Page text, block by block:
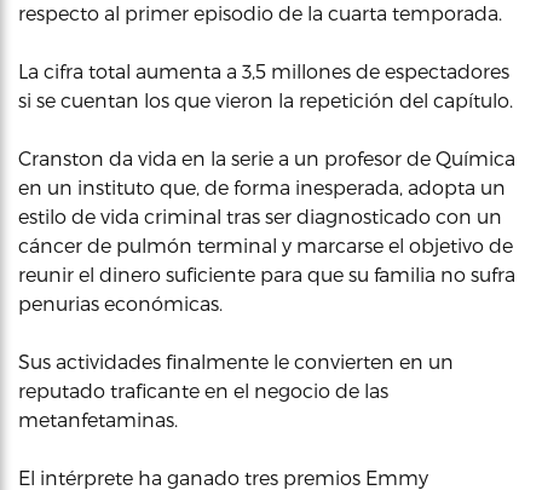
respecto al primer episodio de la cuarta temporada.
La cifra total aumenta a 3,5 millones de espectadores
si se cuentan los que vieron la repetición del capítulo.
Cranston da vida en la serie a un profesor de Química
en un instituto que, de forma inesperada, adopta un
estilo de vida criminal tras ser diagnosticado con un
cáncer de pulmón terminal y marcarse el objetivo de
reunir el dinero suficiente para que su familia no sufra
penurias económicas.
Sus actividades finalmente le convierten en un
reputado traficante en el negocio de las
metanfetaminas.
El intérprete ha ganado tres premios Emmy